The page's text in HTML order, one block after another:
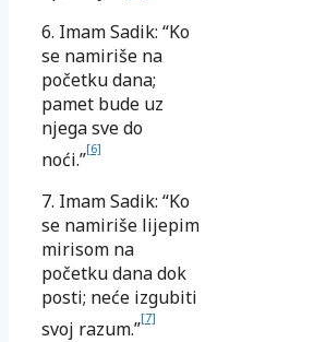
6. Imam Sadik: “Ko
se namiriše na
početku dana;
pamet bude uz
njega sve do
noći.”[6]
7. Imam Sadik: “Ko
se namiriše lijepim
mirisom na
početku dana dok
posti; neće izgubiti
svoj razum.”[7]